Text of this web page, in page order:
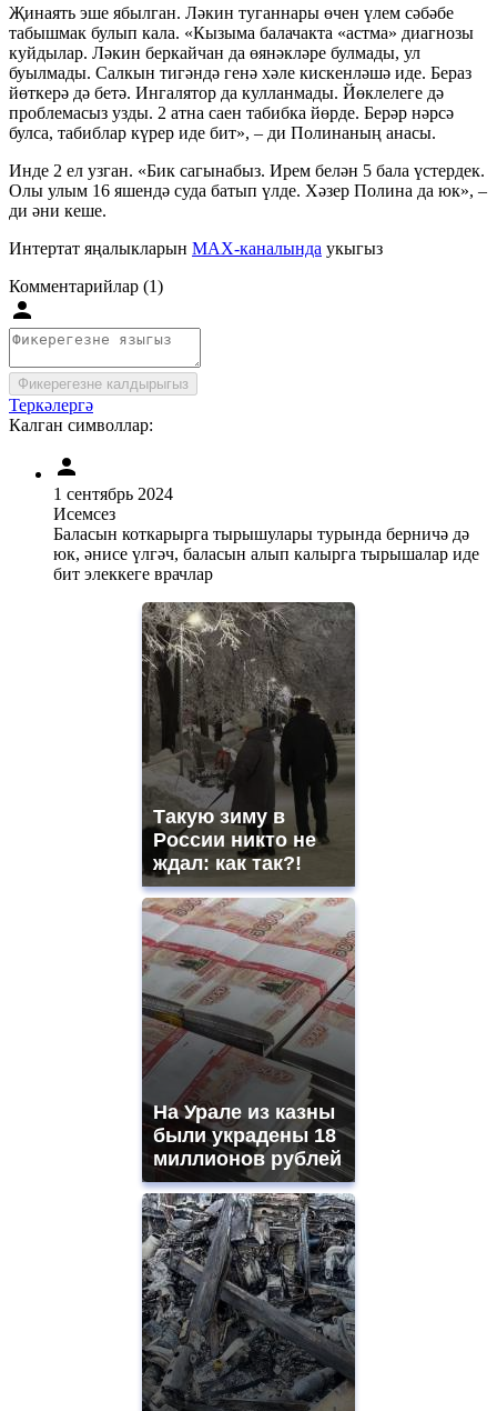
Җинаять эше ябылган. Ләкин туганнары өчен үлем сәбәбе
табышмак булып кала. «Кызыма балачакта «астма» диагнозы
куйдылар. Ләкин беркайчан да өянәкләре булмады, ул
буылмады. Салкын тигәндә генә хәле кискенләшә иде. Бераз
йөткерә дә бетә. Ингалятор да кулланмады. Йөклелеге дә
проблемасыз узды. 2 атна саен табибка йөрде. Берәр нәрсә
булса, табиблар күрер иде бит», – ди Полинаның анасы.
Инде 2 ел узган. «Бик сагынабыз. Ирем белән 5 бала үстердек.
Олы улым 16 яшендә суда батып үлде. Хәзер Полина да юк», –
ди әни кеше.
Интертат яңалыкларын MAX-каналында укыгыз
Комментарийлар (1)
Фикерегезне калдырыгыз
Теркәлергә
Калган символлар:
1 сентябрь 2024
Исемсез
Баласын коткарырга тырышулары турында берничә дә
юк, әнисе үлгәч, баласын алып калырга тырышалар иде
бит элеккеге врачлар
Такую зиму в
России никто не
ждал: как так?!
На Урале из казны
были украдены 18
миллионов рублей